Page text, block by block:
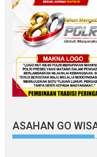
ASAHAN GO